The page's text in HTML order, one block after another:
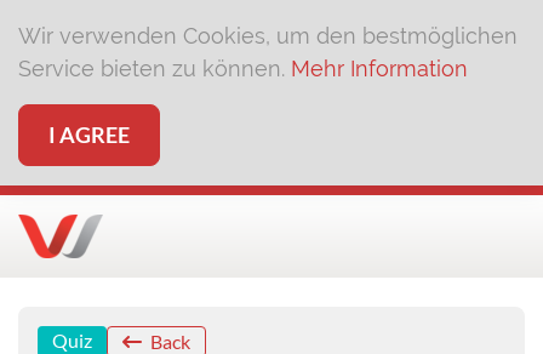
Wir verwenden Cookies, um den bestmöglichen
Service bieten zu können. Mehr Information
I AGREE
Quiz Back